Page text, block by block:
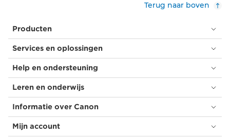
Terug naar boven
Producten
Services en oplossingen
Help en ondersteuning
Leren en onderwijs
Informatie over Canon
Mijn account